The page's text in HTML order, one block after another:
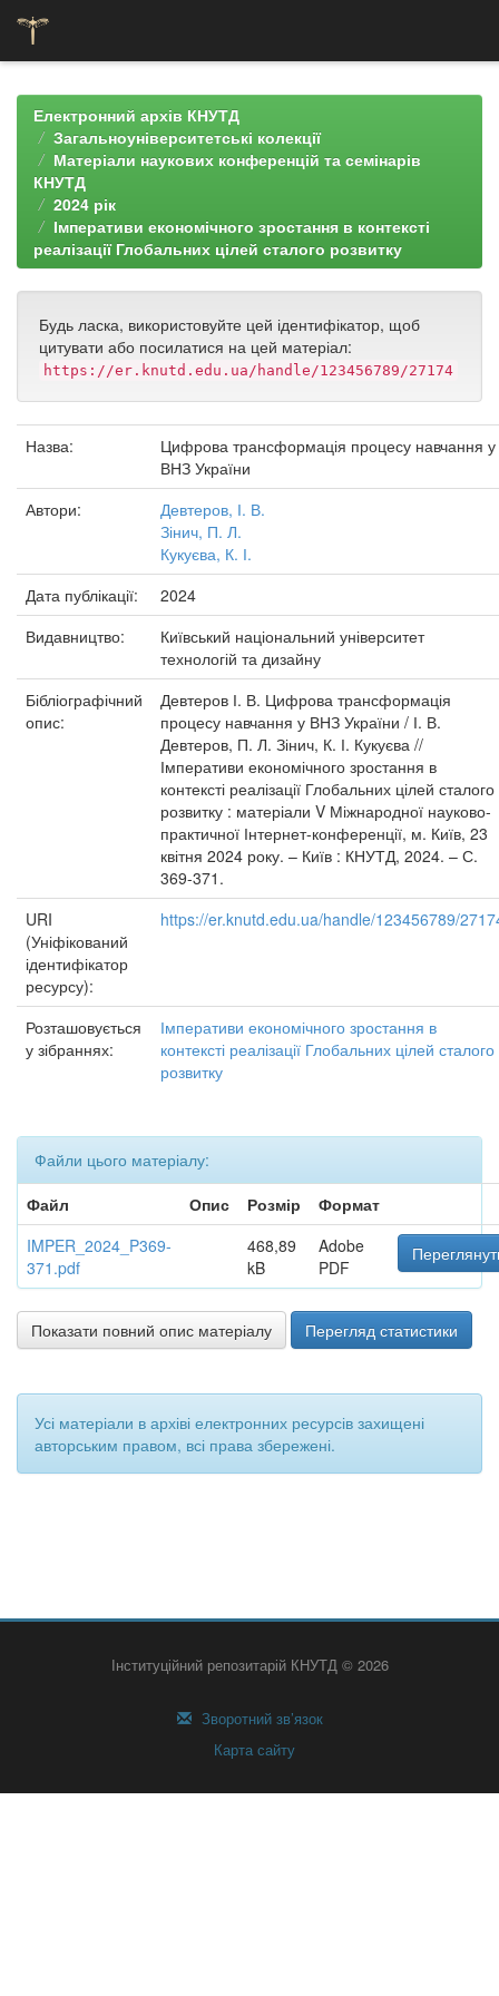
navigationЕлектронний архів КНУТД
Загальноуніверситетські колекції
Матеріали наукових конференцій та семінарів
КНУТД
2024 рік
Імперативи економічного зростання в контексті
реалізації Глобальних цілей сталого розвитку
Будь ласка, використовуйте цей ідентифікатор, щоб
цитувати або посилатися на цей матеріал:
https://er.knutd.edu.ua/handle/123456789/27174
Назва:
Цифрова трансформація процесу навчання у
ВНЗ України
Автори:
Девтеров, І. В.
Зінич, П. Л.
Кукуєва, К. І.
Дата публікації:
2024
Видавництво:
Київський національний університет
технологій та дизайну
Бібліографічний
опис:
Девтеров І. В. Цифрова трансформація
процесу навчання у ВНЗ України / І. В.
Девтеров, П. Л. Зінич, К. І. Кукуєва //
Імперативи економічного зростання в
контексті реалізації Глобальних цілей сталого
розвитку : матеріали V Міжнародної науково-
практичної Інтернет-конференції, м. Київ, 23
квітня 2024 року. – Київ : КНУТД, 2024. – С.
369-371.
URI
(Уніфікований
ідентифікатор
ресурсу):
https://er.knutd.edu.ua/handle/123456789/
Розташовується
у зібраннях:
Імперативи економічного зростання в
контексті реалізації Глобальних цілей сталого
розвитку
Файли цього матеріалу:
Файл
Опис Розмір
Формат
IMPER_2024_P369-
371.pdf
468,89
kB
Adobe
PDF
Показати повний опис матеріалу Перегляд статистики
Усі матеріали в архіві електронних ресурсів захищені
авторським правом, всі права збережені.
Інституційний репозитарій КНУТД © 2026
Зворотний зв’язок
Карта сайту